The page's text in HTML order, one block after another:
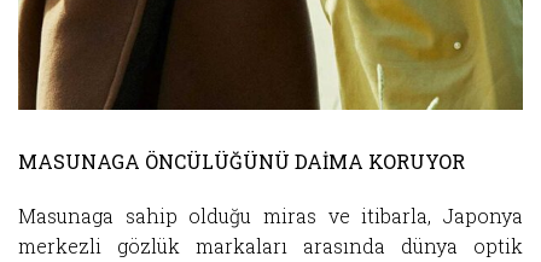
MASUNAGA ÖNCÜLÜĞÜNÜ DAİMA KORUYOR
Masunaga sahip olduğu miras ve itibarla, Japonya
merkezli gözlük markaları arasında dünya optik